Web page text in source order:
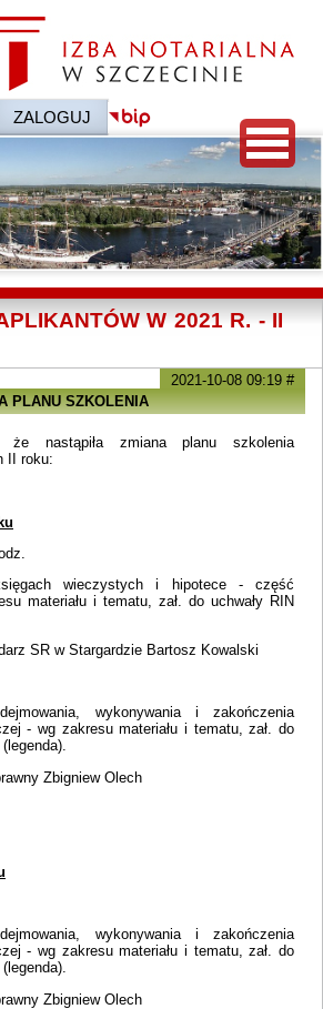
ZALOGUJ
W 2021 R. - II
2021-10-08 09:19 #
PLANU SZKOLENIA
że nastąpiła zmiana planu szkolenia
II roku:
wieczystych i hipotece - część
materiału i tematu, zał. do uchwały RIN
SR w Stargardzie Bartosz Kowalski
wykonywania i zakończenia
- wg zakresu materiału i tematu, zał. do
Zbigniew Olech
wykonywania i zakończenia
- wg zakresu materiału i tematu, zał. do
Zbigniew Olech